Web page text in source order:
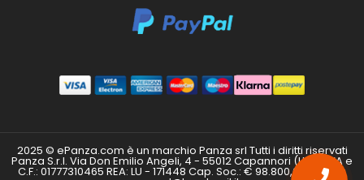
2025 © ePanza.com è un marchio Panza srl Tutti i diritti riservati
Panza S.r.l. Via Don Emilio Angeli, 4 - 55012 Capannori (LU) P.IVA e
C.F.: 01777310465 REA: LU - 171448 Cap. Soc.: € 98.800,00 i.v. PEC: